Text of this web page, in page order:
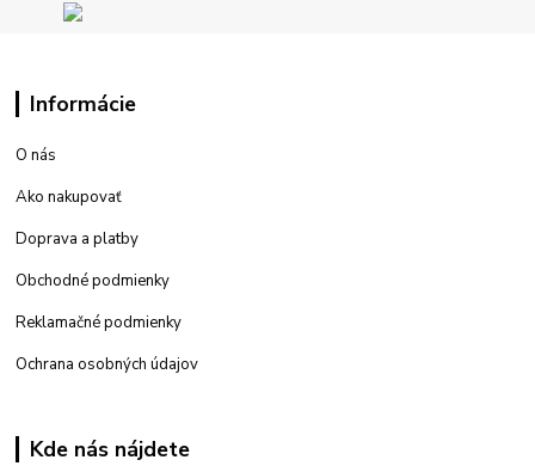
Informácie
O nás
Ako nakupovať
Doprava a platby
Obchodné podmienky
Reklamačné podmienky
Ochrana osobných údajov
Kde nás nájdete